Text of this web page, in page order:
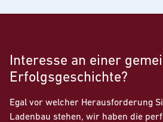
Interesse an einer
Erfolgsgeschichte?
Egal vor welcher Herausforderung
Ladenbau stehen, wir haben die